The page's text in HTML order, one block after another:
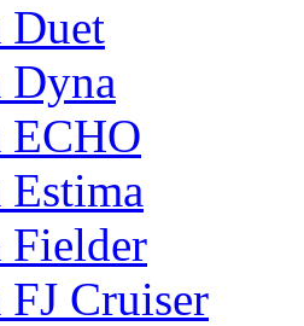
Duet
Dyna
ECHO
Fielder
Cruiser